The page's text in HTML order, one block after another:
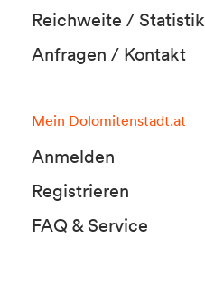
Reichweite / Statistik
Anfragen / Kontakt
Mein Dolomitenstadt.at
Anmelden
Registrieren
FAQ & Service